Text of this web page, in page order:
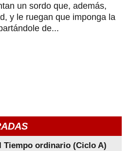
un sordo que, además,
y le ruegan que imponga la
de...
Tiempo ordinario (Ciclo A)